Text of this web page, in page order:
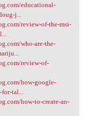
educational-
j...
review-of-the-msi-
who-are-the-
review-of-
how-google-
for-tal...
how-to-create-an-